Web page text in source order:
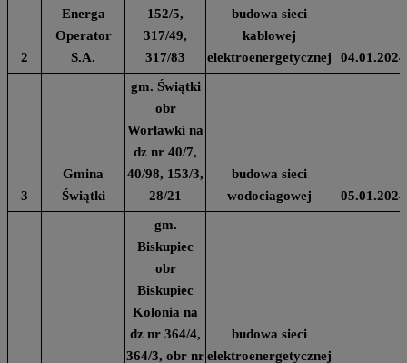
2
Energa
Operator
S.A.
152/5,
317/49,
317/83
budowa sieci
kablowej
elektroenergetycznej
04.01.2024
3
Gmina
Świątki
gm. Świątki
obr
Worlawki na
dz nr 40/7,
40/98, 153/3,
28/21
budowa sieci
wodociagowej
05.01.2024
gm.
Biskupiec
obr
Biskupiec
Kolonia na
dz nr 364/4,
364/3, obr nr
budowa sieci
elektroenergetycznej